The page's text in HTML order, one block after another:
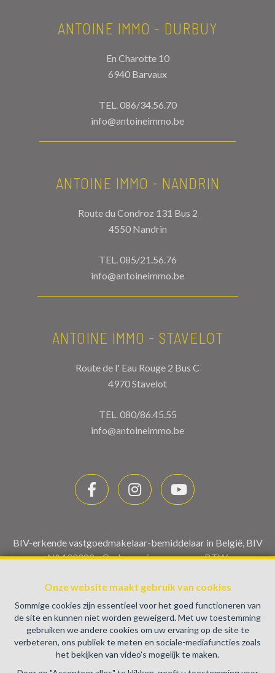
Onze website maakt gebruik van cookies
Sommige cookies zijn essentieel voor het goed functioneren van
de site en kunnen niet worden geweigerd. Met uw toestemming
gebruiken we andere cookies om uw ervaring op de site te
verbeteren, ons publiek te meten en sociale-mediafuncties zoals
het bekijken van video's mogelijk te maken.
ANTOINE IMMO - DURBUY
En Charotte 10
6940 Barvaux
TEL.086/34.56.70
info@antoineimmo.be
ANTOINE IMMO - NANDRIN
Route du Condroz 131 Bus 2
4550 Nandrin
TEL.085/21.56.76
info@antoineimmo.be
ANTOINE IMMO - STAVELOT
Route de l' Eau Rouge 2 Bus C
4970 Stavelot
TEL.080/86.45.55
info@antoineimmo.be
BIV-erkende vastgoedmakelaar-bemiddelaar in België, BIV
N° 100082 - Ondernemingsnummer : BTW
Beroepinstituut van Vastgoedmakelaars Luxemburgstraat,
16B - 1000 Brussel (+32 2 505 38 50 - info@biv.be) -
www.biv.be-Deontologische code
BA en borgstelling via NV AXA Belgium, Troonplein 1, 1000
Brussel (polisnr. 730.390.160) Dekking geldt voor
activiteiten die in België worden uitgevoerd